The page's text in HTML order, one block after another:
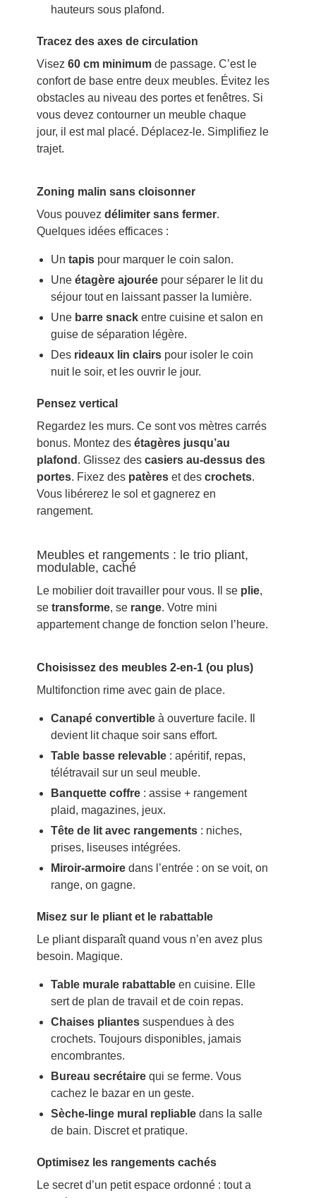
hauteurs sous plafond.
Tracez des axes de circulation
Visez 60 cm minimumde passage. C’est le
confort de base entre deux meubles. Évitez les
obstacles au niveau des portes et fenêtres. Si
vous devez contourner un meuble chaque
jour, il est mal placé. Déplacez-le. Simplifiez le
trajet.
Zoning malin sans cloisonner
Vous pouvez délimiter sans fermer.
Quelques idées efficaces :
Un tapispour marquer le coin salon.
Une étagère ajouréepour séparer le lit du
séjour tout en laissant passer la lumière.
Une barre snackentre cuisine et salon en
guise de séparation légère.
Des rideaux lin clairspour isoler le coin
nuit le soir, et les ouvrir le jour.
Pensez vertical
Regardez les murs. Ce sont vos mètres carrés
bonus. Montez des étagères jusqu’au
plafond . Glissez des casiers au-dessus des
portes. Fixez des patèreset des crochets.
Vous libérerez le sol et gagnerez en
rangement.
Meubles et rangements : le trio pliant,
modulable, caché
Le mobilier doit travailler pour vous. Il se plie,
se transforme, se range. Votre mini
appartement change de fonction selon l’heure.
Choisissez des meubles 2-en-1 (ou plus)
Multifonction rime avec gain de place.
Canapé convertibleà ouverture facile. Il
devient lit chaque soir sans effort.
Table basse relevable: apéritif, repas,
télétravail sur un seul meuble.
Banquette coffre: assise + rangement
plaid, magazines, jeux.
Tête de lit avec rangements: niches,
prises, liseuses intégrées.
Miroir-armoiredans l’entrée : on se voit, on
range, on gagne.
Misez sur le pliant et le rabattable
Le pliant disparaît quand vous n’en avez plus
besoin. Magique.
Table murale rabattableen cuisine. Elle
sert de plan de travail et de coin repas.
Chaises pliantessuspendues à des
crochets. Toujours disponibles, jamais
encombrantes.
Bureau secrétairequi se ferme. Vous
cachez le bazar en un geste.
Sèche-linge mural repliabledans la salle
de bain. Discret et pratique.
Optimisez les rangements cachés
Le secret d’un petit espace ordonné : tout a